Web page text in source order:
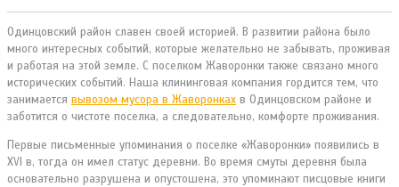
Одинцовский район славен своей историей. В развитии района было
много интересных событий, которые желательно не забывать, проживая
и работая на этой земле. С поселком Жаворонки также связано много
исторических событий. Наша клининговая компания гордится тем, что
занимается вывозом мусора в Жаворонках в Одинцовском районе и
заботится о чистоте поселка, а следовательно, комфорте проживания.
Первые письменные упоминания о поселке «Жаворонки» появились в
XVI в, тогда он имел статус деревни. Во время смуты деревня была
основательно разрушена и опустошена, это упоминают писцовые книги